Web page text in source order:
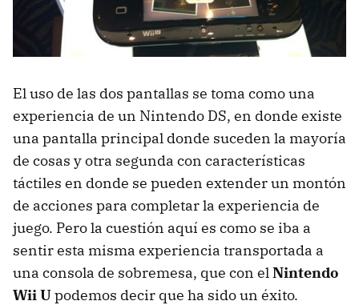
El uso de las dos pantallas se toma como una
experiencia de un Nintendo DS, en donde existe
una pantalla principal donde suceden la mayoría
de cosas y otra segunda con características
táctiles en donde se pueden extender un montón
de acciones para completar la experiencia de
juego. Pero la cuestión aquí es como se iba a
sentir esta misma experiencia transportada a
una consola de sobremesa, que con el Nintendo
Wii Upodemos decir que ha sido un éxito.